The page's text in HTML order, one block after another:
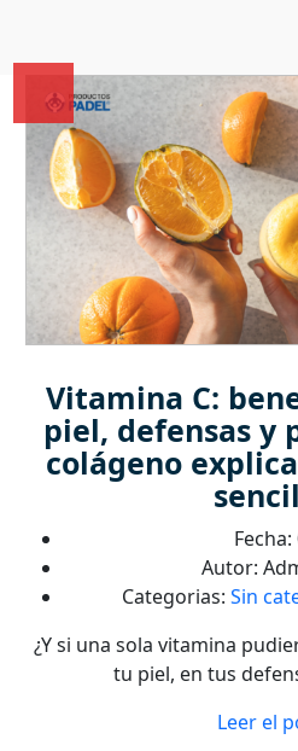
Vitamina C:
piel, defensas y
colágeno
Autor:
Categorias: Sin
¿Y si una sola vitamina
tu piel, en tus
Leer el